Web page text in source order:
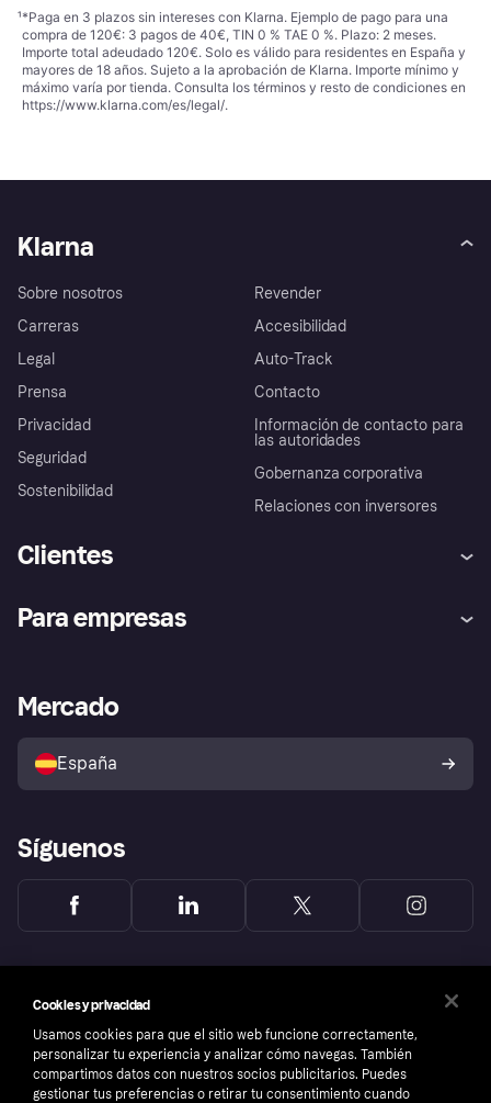
¹*Paga en 3 plazos sin intereses con Klarna. Ejemplo de pago para una
compra de 120€: 3 pagos de 40€, TIN 0 % TAE 0 %. Plazo: 2 meses.
Importe total adeudado 120€. Solo es válido para residentes en España y
mayores de 18 años. Sujeto a la aprobación de Klarna. Importe mínimo y
máximo varía por tienda. Consulta los términos y resto de condiciones en
https://www.klarna.com/es/legal/.
Klarna
Sobre nosotros
Carreras
Legal
Prensa
Privacidad
Seguridad
Sostenibilidad
Revender
Accesibilidad
Auto-Track
Contacto
Información de contacto para
las autoridades
Gobernanza corporativa
Relaciones con inversores
Clientes
Inicio de sesión
Directorio de tiendas
Política de protección al
comprador de Klarna
Reclamaciones
Para empresas
Acceso empresas
Mercado
España
Síguenos
Cookies y privacidad
Usamos cookies para que el sitio web funcione correctamente,
personalizar tu experiencia y analizar cómo navegas. También
compartimos datos con nuestros socios publicitarios. Puedes
gestionar tus preferencias o retirar tu consentimiento cuando